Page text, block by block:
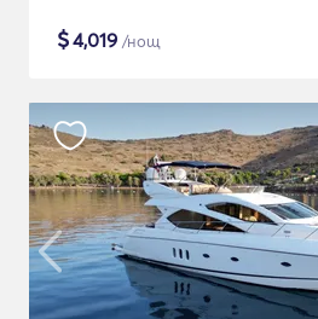
$4,019 /нощ